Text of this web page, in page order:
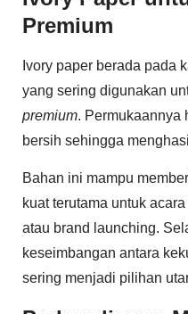
Premium
Ivory paper berada pada
yang sering digunakan
premium. Permukaannya
bersih sehingga
Bahan ini mampu
kuat terutama untuk
atau brand launching.
keseimbangan antara
sering menjadi pilihan